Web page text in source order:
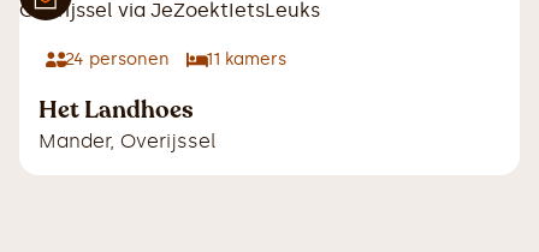
24 personen 11 kamers
Het Landhoes
Mander, Overijssel